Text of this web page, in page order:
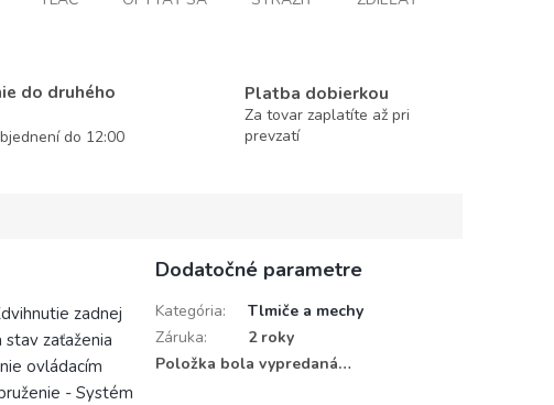
do druhého
do 12:00
Platba dobierkou
Za tovar zaplatíte až pri
prevzatí
zadnej
zaťaženia
ovládacím
- Systém
Dodatočné parametre
Kategória:
Tlmiče a mechy
Záruka:
2 roky
Položka bola vypredaná…